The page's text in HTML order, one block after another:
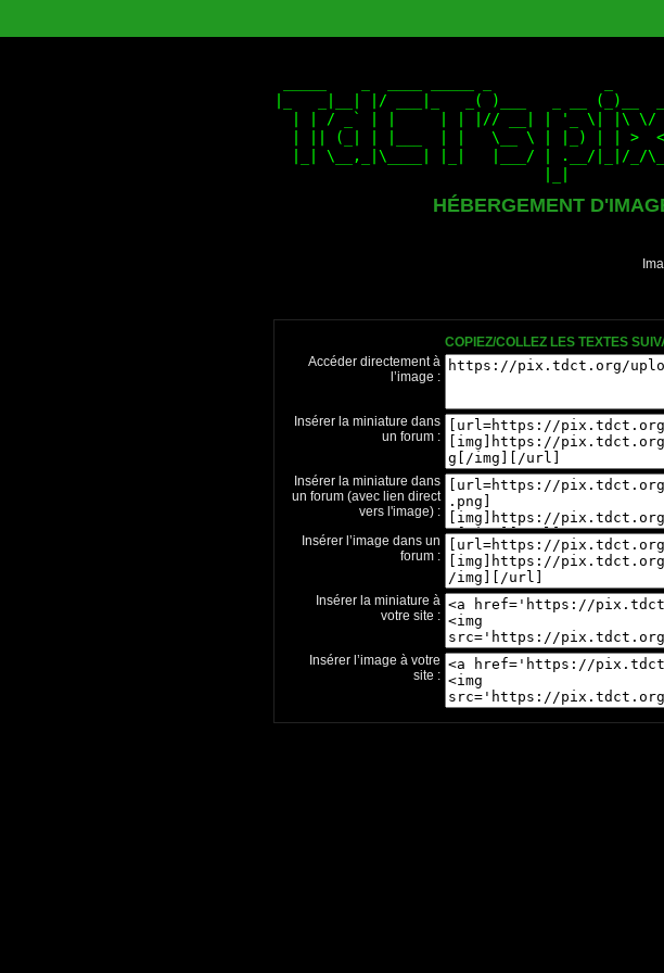
HÉBERGEMENT
COPIEZ/COLLEZ LES TEXTES
Accéder directement à
l’image :
Insérer la miniature dans
un forum :
Insérer la miniature dans
un forum (avec lien direct
vers l'image) :
Insérer l’image dans un
forum :
Insérer la miniature à
votre site :
Insérer l’image à votre
site :